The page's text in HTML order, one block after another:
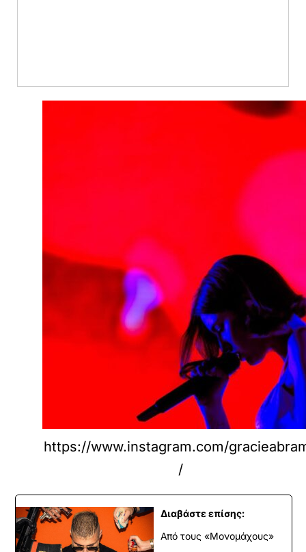
https://www.instagram.com/
/
Διαβάστε επίσης:
Από τους «Μονομάχους»